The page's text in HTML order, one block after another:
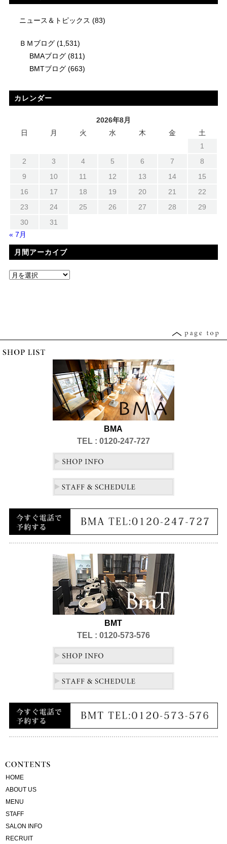
ニュース＆トピックス (83)
ＢＭブログ(1,531)
BMAブログ(811)
BMTブログ(663)
カレンダー
2026年8月
日
月 火 水 木 金
土
1
2
3 4 5 6 7
8
9
10 11 12 13 14
15
16
17 18 19 20 21
22
23
24 25 26 27 28
29
30
31
« 7月
月間アーカイブ
BMA
TEL : 0120-247-727
BMT
TEL : 0120-573-576
HOME
ABOUT US
MENU
STAFF
SALON INFO
RECRUIT